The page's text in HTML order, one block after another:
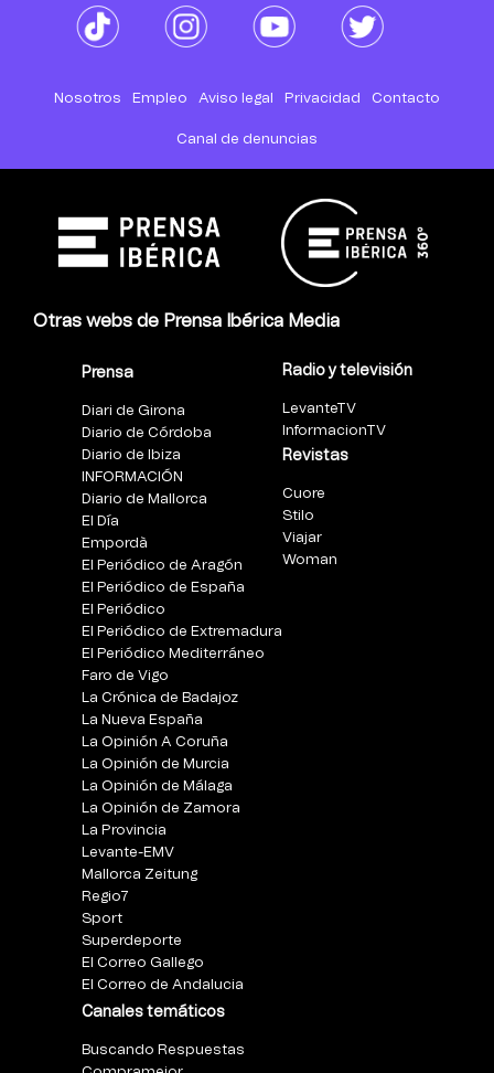
Nosotros Empleo Aviso legal Privacidad Contacto
Canal de denuncias
Otras webs de Prensa Ibérica Media
Prensa
Diari de Girona
Diario de Córdoba
Diario de Ibiza
INFORMACIÓN
Diario de Mallorca
El Día
Empordà
El Periódico de Aragón
El Periódico de España
El Periódico
El Periódico de Extremadura
El Periódico Mediterráneo
Faro de Vigo
La Crónica de Badajoz
La Nueva España
La Opinión A Coruña
La Opinión de Murcia
La Opinión de Málaga
La Opinión de Zamora
La Provincia
Levante-EMV
Mallorca Zeitung
Regio7
Sport
Superdeporte
El Correo Gallego
El Correo de Andalucia
Canales temáticos
Buscando Respuestas
Radio y televisión
LevanteTV
InformacionTV
Revistas
Cuore
Stilo
Viajar
Woman